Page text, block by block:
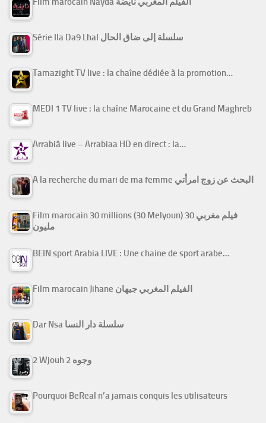
Série Ila Da9 Lhal سلسلة إلى ضاق الحال
Tamazight TV live : la chaîne dédiée à la promotion…
MEDI 1 TV live : la chaîne Marocaine et du Grand Maghreb
Arrabiâ live – Arrabiaa HD en direct : la…
A la recherche du mari de ma femme البحث عن زوج امرأتي
Film marocain 30 millions (30 Melyoun) فيلم مغربي 30
مليون
BEIN sport Arabia LIVE : Une chaine de sport arabe…
Film marocain Jihane الفيلم المغربي جيهان
Dar Nsa سلسلة دار النسا
2 Wjouh 2 وجوه
Pourquoi BeReal n’a jamais conquis les utilisateurs